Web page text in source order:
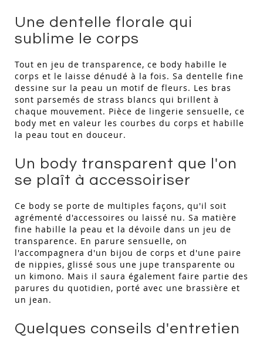
Une dentelle florale qui
sublime le corps
Tout en jeu de transparence, ce body habille le
corps et le laisse dénudé à la fois. Sa dentelle fine
dessine sur la peau un motif de fleurs. Les bras
sont parsemés de strass blancs qui brillent à
chaque mouvement. Pièce de lingerie sensuelle, ce
body met en valeur les courbes du corps et habille
la peau tout en douceur.
Un body transparent que l'on
se plaît à accessoiriser
Ce body se porte de multiples façons, qu'il soit
agrémenté d'accessoires ou laissé nu. Sa matière
fine habille la peau et la dévoile dans un jeu de
transparence. En parure sensuelle, on
l'accompagnera d'un bijou de corps et d'une paire
de nippies, glissé sous une jupe transparente ou
un kimono. Mais il saura également faire partie des
parures du quotidien, porté avec une brassière et
un jean.
Quelques conseils d'entretien